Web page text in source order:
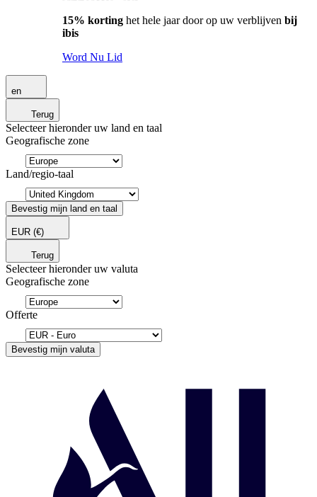
15% korting het hele jaar door op uw verblijven bij
ibis
Word Nu Lid
en
Terug
Selecteer hieronder uw land en taal
Geografische zone
Land/regio-taal
Bevestig mijn land en taal
EUR (€)
Terug
Selecteer hieronder uw valuta
Geografische zone
Offerte
Bevestig mijn valuta